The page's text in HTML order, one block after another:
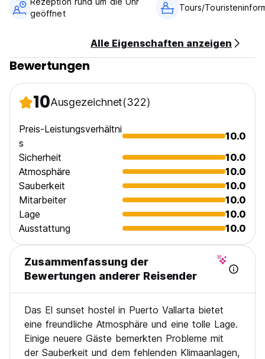
Keine Haustiere.
Keine Drogen. (Auto-translated from original language)
geöffnet
Tours/
Alle Eigenschaften anzeigen
Bewertungen
10Ausgezeichnet(322)
Preis-Leistungsverhältni
s
10.0
Sicherheit
10.0
Atmosphäre
10.0
Sauberkeit
10.0
Mitarbeiter
10.0
Lage
10.0
Ausstattung
10.0
Zusammenfassung der
Bewertungen anderer Reisender
Das El sunset hostel in Puerto Vallarta bietet
eine freundliche Atmosphäre und eine tolle Lage.
Einige neuere Gäste bemerkten Probleme mit
der Sauberkeit und dem fehlenden Klimaanlagen,